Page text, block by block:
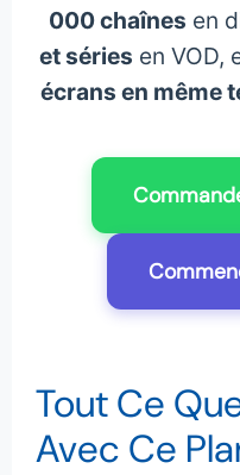
000 chaînes en
et séries en VOD,
écrans en même
Tout Ce
Avec Ce